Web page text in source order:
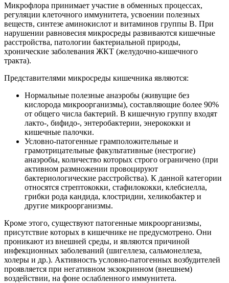
Микрофлора принимает участие в обменных процессах,
регуляции клеточного иммунитета, усвоении полезных
веществ, синтезе аминокислот и витаминов группы В. При
нарушении равновесия микросреды развиваются кишечные
расстройства, патологии бактериальной природы,
хронические заболевания ЖКТ (желудочно-кишечного
тракта).
Представителями микросреды кишечника являются:
Нормальные полезные анаэробы (живущие без
кислорода микроорганизмы), составляющие более 90%
от общего числа бактерий. В кишечную группу входят
лакто-, бифидо-, энтеробактерии, энерококки и
кишечные палочки.
Условно-патогенные грамположительные и
грамотрицательные факультативные (нестрогие)
анаэробы, количество которых строго ограничено (при
активном размножении провоцируют
бактериологические расстройства). К данной категории
относятся стрептококки, стафилококки, клебсиелла,
грибки рода кандида, клостридии, хеликобактер и
другие микроорганизмы.
Кроме этого, существуют патогенные микроорганизмы,
присутствие которых в кишечнике не предусмотрено. Они
проникают из внешней среды, и являются причиной
инфекционных заболеваний (шигеллеза, сальмонеллеза,
холеры и др.). Активность условно-патогенных возбудителей
проявляется при негативном экзокринном (внешнем)
воздействии, на фоне ослабленного иммунитета.